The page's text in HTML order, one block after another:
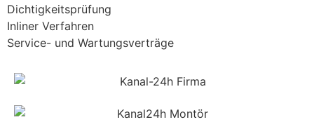
Dichtigkeitsprüfung
Inliner Verfahren
Service- und Wartungsverträge